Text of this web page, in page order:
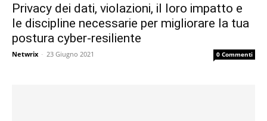
Privacy dei dati, violazioni, il loro impatto e
le discipline necessarie per migliorare la tua
postura cyber-resiliente
Netwrix - 23 Giugno 2021 0 Commenti